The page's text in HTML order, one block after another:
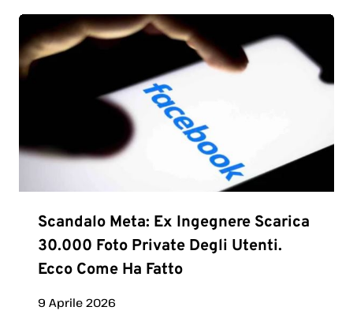
Scandalo Meta: Ex Ingegnere Scarica
30.000 Foto Private Degli Utenti.
Ecco Come Ha Fatto
9 Aprile 2026